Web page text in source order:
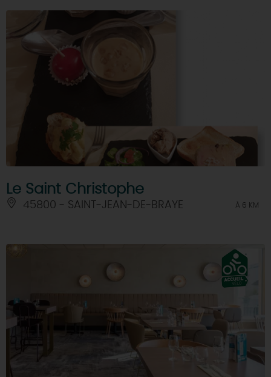
Le Saint Christophe
45800 - SAINT-JEAN-DE-BRAYE À 6 KM